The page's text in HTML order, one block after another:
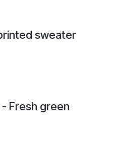
Zomersolden
sweater
Zomersolden
Fresh green